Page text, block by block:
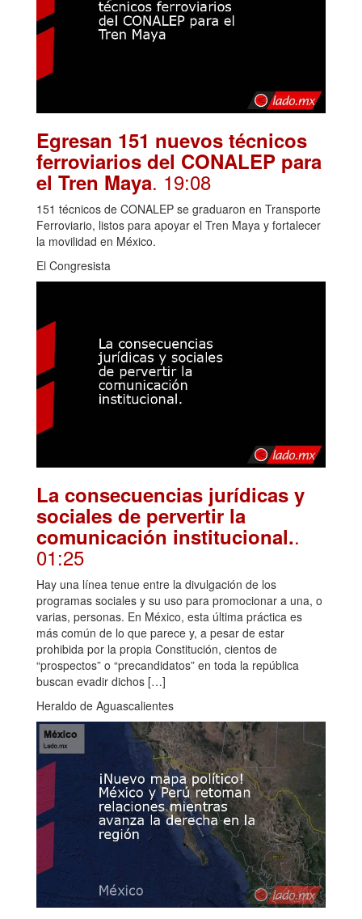
Egresan 151 nuevos técnicos
ferroviarios del CONALEP para
el Tren Maya. 19:08
151 técnicos de CONALEP se graduaron en Transporte
Ferroviario, listos para apoyar el Tren Maya y fortalecer
la movilidad en México.
El Congresista
La consecuencias jurídicas y
sociales de pervertir la
comunicación institucional..
01:25
Hay una línea tenue entre la divulgación de los
programas sociales y su uso para promocionar a una, o
varias, personas. En México, esta última práctica es
más común de lo que parece y, a pesar de estar
prohibida por la propia Constitución, cientos de
“prospectos” o “precandidatos” en toda la república
buscan evadir dichos […]
Heraldo de Aguascalientes